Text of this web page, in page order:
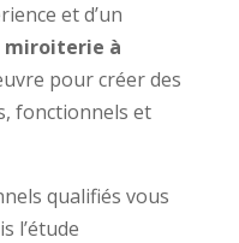
et d’un
miroiterie à
pour créer des
fonctionnels et
qualifiés vous
l’étude